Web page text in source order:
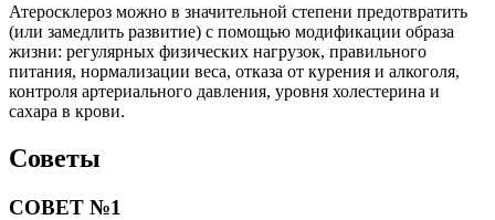
Атеросклероз можно в значительной степени предотвратить
(или замедлить развитие) с помощью модификации образа
жизни: регулярных физических нагрузок, правильного
питания, нормализации веса, отказа от курения и алкоголя,
контроля артериального давления, уровня холестерина и
сахара в крови.
Советы
СОВЕТ №1